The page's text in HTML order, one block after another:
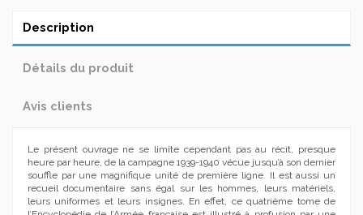
Description
Détails du produit
Avis clients
Le présent ouvrage ne se limite cependant pas au récit, presque
heure par heure, de la campagne 1939-1940 vécue jusqu’à son dernier
souffle par une magnifique unité de première ligne. Il est aussi un
recueil documentaire sans égal sur les hommes, leurs matériels,
leurs uniformes et leurs insignes. En effet, ce quatrième tome de